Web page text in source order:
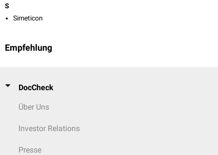
S
Simeticon
Empfehlung
DocCheck
Über Uns
Investor Relations
Presse